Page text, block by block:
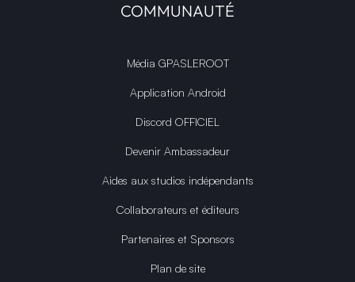
COMMUNAUTÉ
Média GPASLEROOT
Application Android
Discord OFFICIEL
Devenir Ambassadeur
Aides aux studios indépendants
Collaborateurs et éditeurs
Partenaires et Sponsors
Plan de site